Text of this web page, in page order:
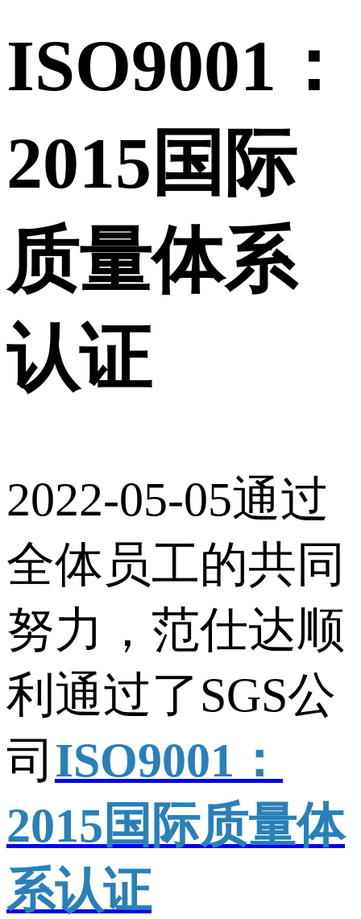
ISO9001：
2015国际
质量体系
认证
2022-05-05通过
全体员工的共同
努力，范仕达顺
利通过了SGS公
司 ISO9001：
2015国际质量体
系认证